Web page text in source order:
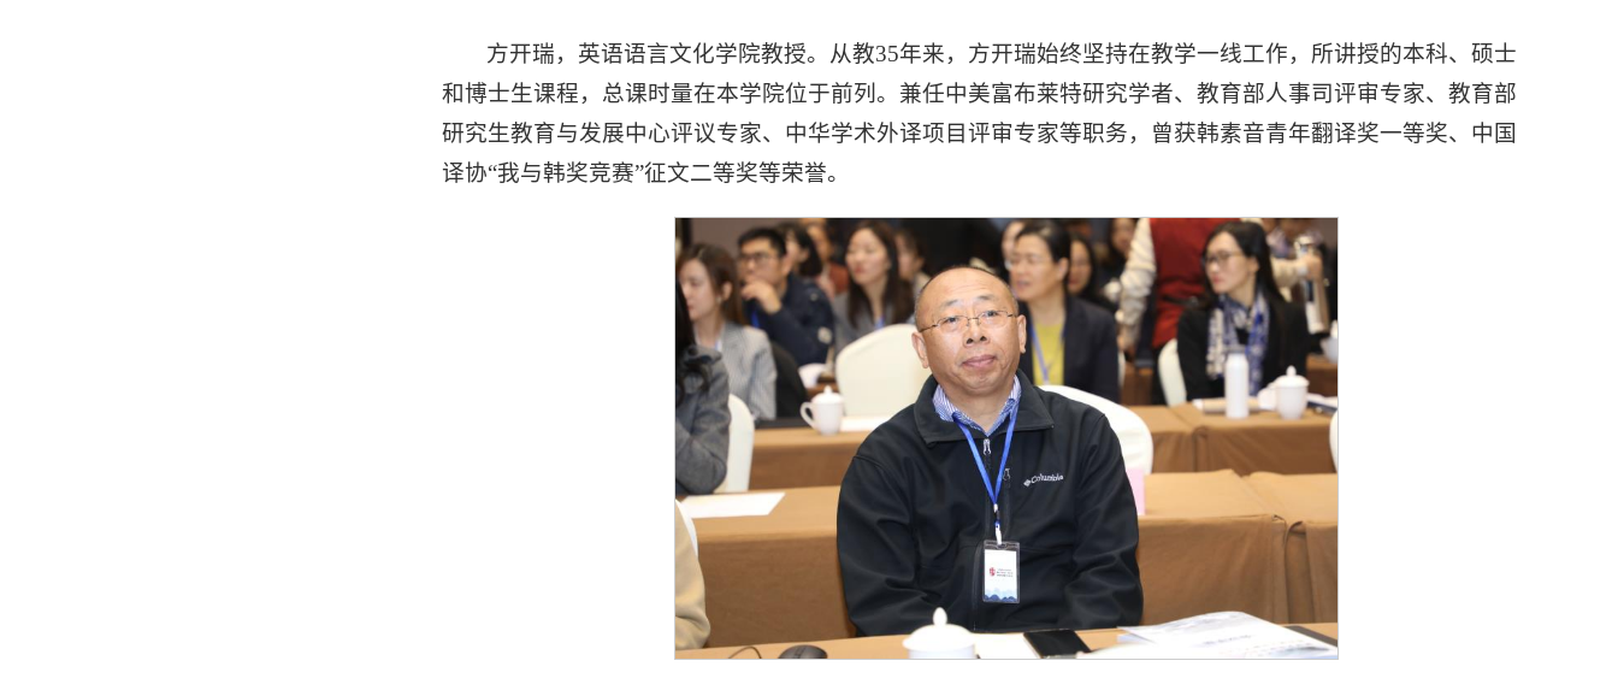
方开瑞，英语语言文化学院教授。从教35年来，方开瑞始终坚持在教学一线工作，所讲授的本科、硕士
和博士生课程，总课时量在本学院位于前列。兼任中美富布莱特研究学者、教育部人事司评审专家、教育部
研究生教育与发展中心评议专家、中华学术外译项目评审专家等职务，曾获韩素音青年翻译奖一等奖、中国
译协“我与韩奖竞赛”征文二等奖等荣誉。